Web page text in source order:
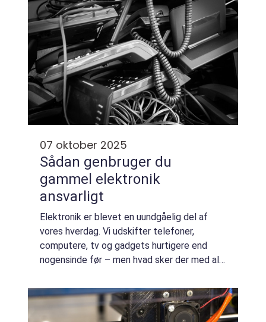
07 oktober 2025
Sådan genbruger du
gammel elektronik
ansvarligt
Elektronik er blevet en uundgåelig del af
vores hverdag. Vi udskifter telefoner,
computere, tv og gadgets hurtigere end
nogensinde før – men hvad sker der med alt
elektronikaffald ender hvert &...